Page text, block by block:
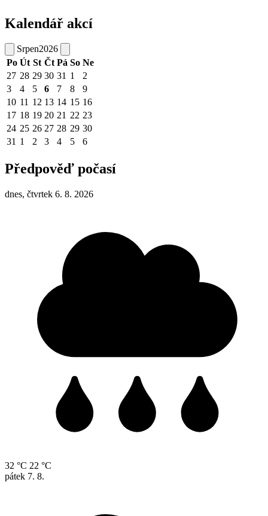
Kalendář akcí
Srpen2026
Po Út St Čt Pá So Ne
27 28 29 30 31 1
2
3
4 5 6 7 8
9
10 11 12 13 14 15 16
17 18 19 20 21 22 23
24 25 26 27 28 29 30
31 1 2 3 4 5 6
Předpověď počasí
dnes, čtvrtek 6. 8. 2026
32 °C 22 °C
pátek 7. 8.